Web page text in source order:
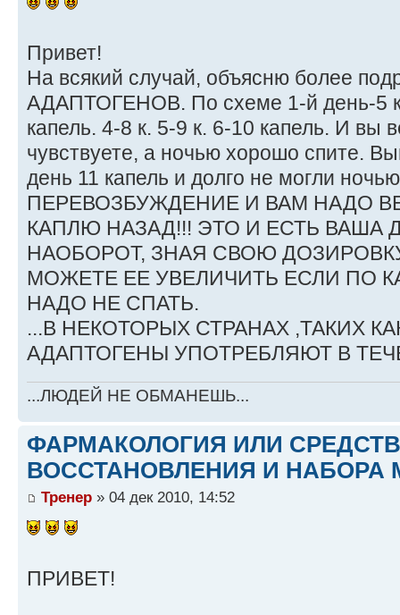
Привет!
На всякий случай, объясню более
АДАПТОГЕНОВ. По схеме 1-й день-5
капель. 4-8 к. 5-9 к. 6-10 капель. И вы
чувствуете, а ночью хорошо спите.
день 11 капель и долго не могли
ПЕРЕВОЗБУЖДЕНИЕ И ВАМ НАДО
КАПЛЮ НАЗАД!!! ЭТО И ЕСТЬ ВАША
НАОБОРОТ, ЗНАЯ СВОЮ
МОЖЕТЕ ЕЕ УВЕЛИЧИТЬ ЕСЛИ ПО
НАДО НЕ СПАТЬ.
...В НЕКОТОРЫХ СТРАНАХ ,ТАКИХ
АДАПТОГЕНЫ УПОТРЕБЛЯЮТ В
...ЛЮДЕЙ НЕ ОБМАНЕШЬ...
ФАРМАКОЛОГИЯ ИЛИ
ВОССТАНОВЛЕНИЯ И НАБОРА
Тренер » 04 дек 2010, 14:52
ПРИВЕТ!